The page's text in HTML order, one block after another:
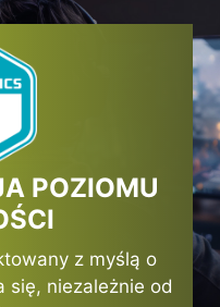
POZIOMU
z myślą o
się, niezależnie od